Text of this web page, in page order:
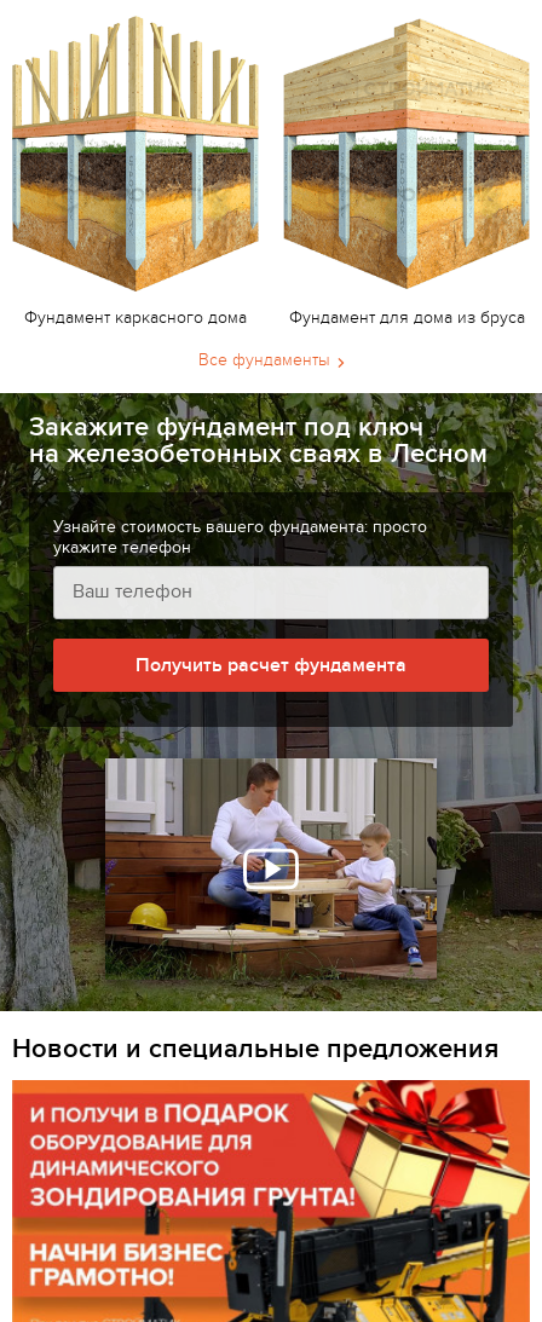
Фундамент каркасного дома Фундамент для дома из бруса
Все фундаменты
Закажите фундамент под ключ
на железобетонных сваях в Лесном
Узнайте стоимость вашего фундамента: просто
укажите телефон
Получить расчет фундамента
Новости и специальные предложения